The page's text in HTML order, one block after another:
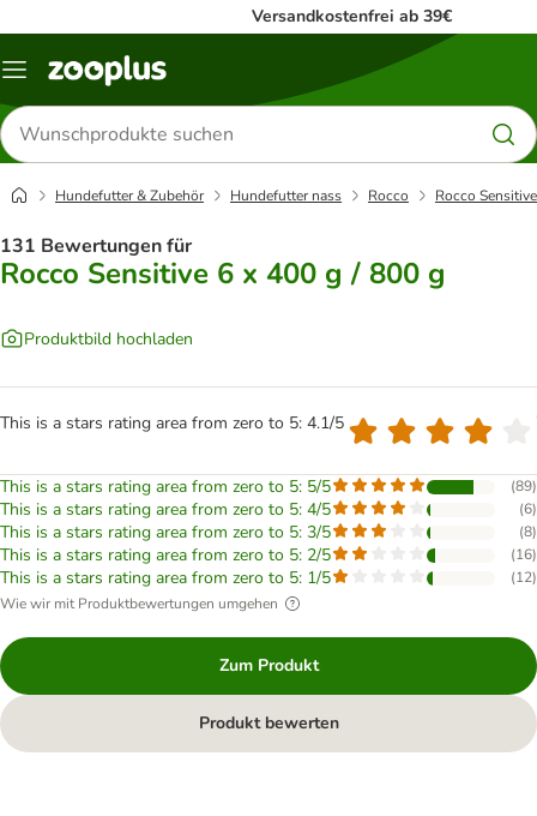
Versandkostenfrei ab 39€
Menü
Produkte
suchen
Hundefutter & Zubehör Hundefutter nass Rocco Rocco
131 Bewertungen für
Rocco Sensitive 6 x 400 g / 800 g
Produktbild hochladen
This is a stars rating area from zero to 5: 4.1/5
This is a stars rating area from zero to 5: 5/5 (89)
This is a stars rating area from zero to 5: 4/5 (6)
This is a stars rating area from zero to 5: 3/5 (8)
This is a stars rating area from zero to 5: 2/5 (16)
This is a stars rating area from zero to 5: 1/5 (12)
Wie wir mit Produktbewertungen umgehen
Zum Produkt
Produkt bewerten